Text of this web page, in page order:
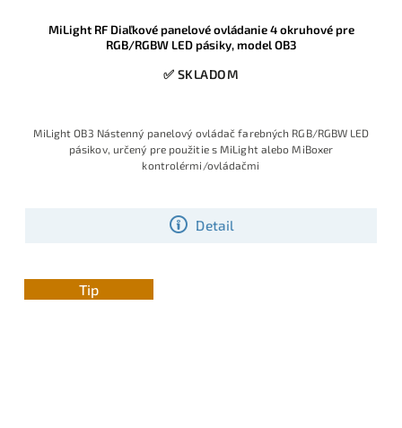
MiLight RF Diaľkové panelové ovládanie 4 okruhové pre
RGB/RGBW LED pásiky, model OB3
✅ SKLADOM
Detail
MiLight OB3 Nástenný panelový ovládač farebných RGB/RGBW LED
pásikov, určený pre použitie s MiLight alebo MiBoxer
kontrolérmi/ovládačmi
Tip